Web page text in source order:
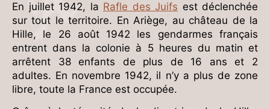
En juillet 1942, la Rafle des Juifs est déclenchée
sur tout le territoire. En Ariège, au château de la
Hille, le 26 août 1942 les gendarmes français
entrent dans la colonie à 5 heures du matin et
arrêtent 38 enfants de plus de 16 ans et 2
adultes. En novembre 1942, il n’y a plus de zone
libre, toute la France est occupée.